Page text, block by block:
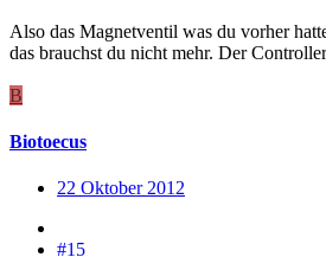
Also das Magnetventil was du vorher
das brauchst du nicht mehr. Der
B
Biotoecus
22 Oktober 2012
#15